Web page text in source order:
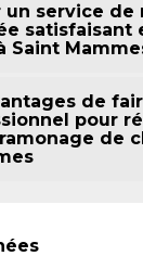
un service de
satisfaisant
Saint
de
pour
de